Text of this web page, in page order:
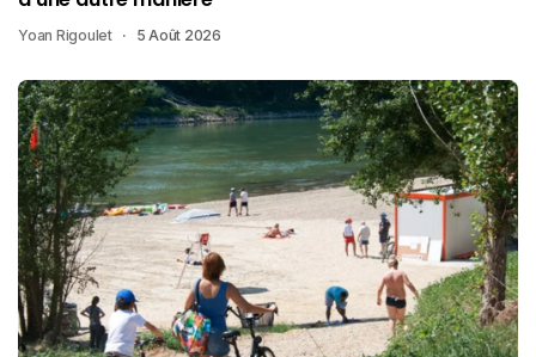
Yoan Rigoulet 5 Août 2026